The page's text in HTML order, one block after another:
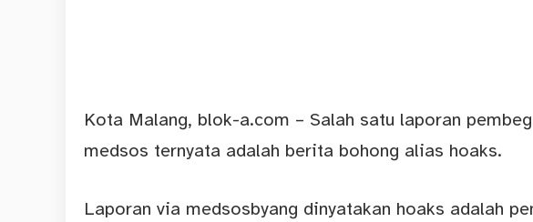
Kota Malang, blok-a.com – Salah satu laporan
medsos ternyata adalah berita bohong alias hoaks.
Laporan via medsosbyang dinyatakan hoaks adalah